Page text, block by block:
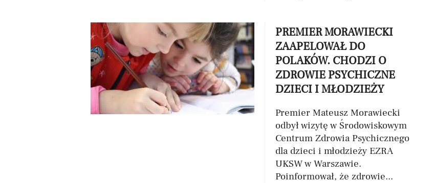
PREMIER MORAWIECKI
ZAAPELOWAŁ DO
POLAKÓW. CHODZI O
ZDROWIE PSYCHICZNE
DZIECI I MŁODZIEŻY
Premier Mateusz Morawiecki
odbył wizytę w Środowiskowym
Centrum Zdrowia Psychicznego
dla dzieci i młodzieży EZRA
UKSW w Warszawie.
Poinformował, że zdrowie...